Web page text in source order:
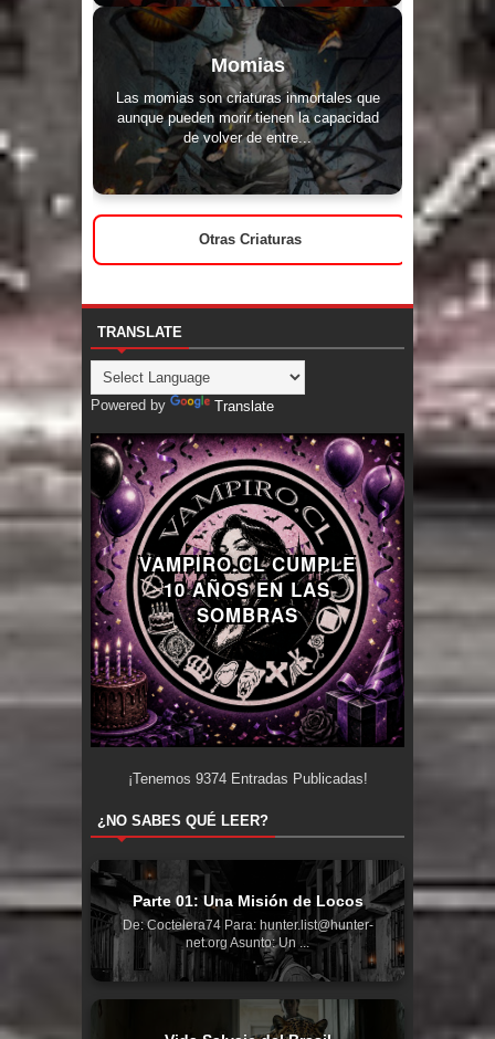
Momias
Las momias son criaturas inmortales que
aunque pueden morir tienen la capacidad
de volver de entre...
Otras Criaturas
TRANSLATE
Powered by Translate
VAMPIRO.CL CUMPLE
10 AÑOS EN LAS
SOMBRAS
¡Tenemos 9374Entradas Publicadas!
¿NO SABES QUÉ LEER?
Parte 01: Una Misión de Locos
De: Coctelera74 Para: hunter.list@hunter-
net.org Asunto: Un ...